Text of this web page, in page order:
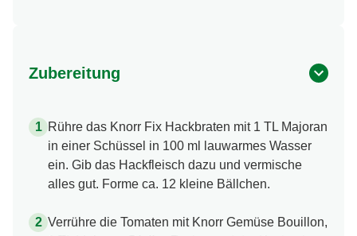
Zubereitung
Rühre das Knorr Fix Hackbraten mit 1 TL Majoran
in einer Schüssel in 100 ml lauwarmes Wasser
ein. Gib das Hackfleisch dazu und vermische
alles gut. Forme ca. 12 kleine Bällchen.
Verrühre die Tomaten mit Knorr Gemüse Bouillon,